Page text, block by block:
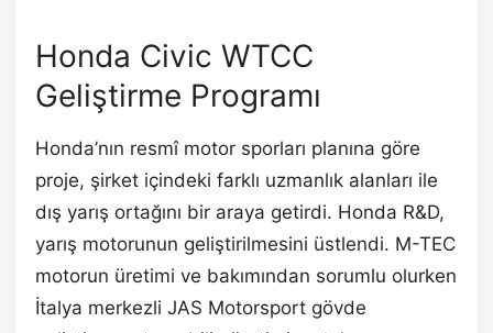
Honda Civic WTCC
Geliştirme Programı
Honda’nın resmî motor sporları planına göre
proje, şirket içindeki farklı uzmanlık alanları ile
dış yarış ortağını bir araya getirdi. Honda R&D,
yarış motorunun geliştirilmesini üstlendi. M-TEC
motorun üretimi ve bakımından sorumlu olurken
İtalya merkezli JAS Motorsport gövde